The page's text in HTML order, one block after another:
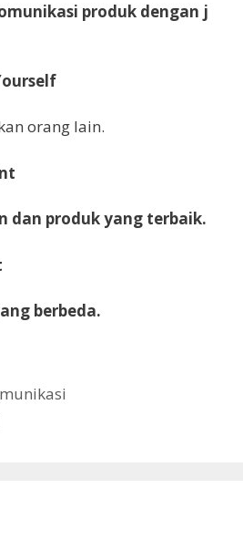
produk dengan j
orang lain.
dan produk yang terbaik.
berbeda.